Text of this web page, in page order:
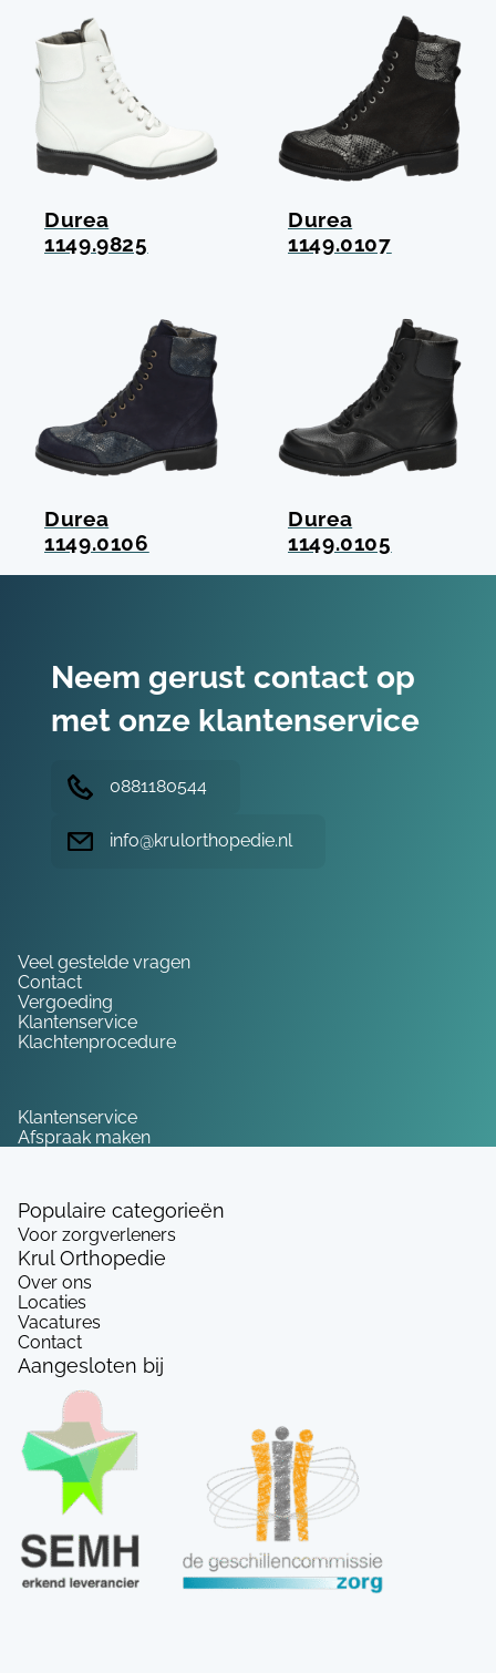
Durea
1149.9825
Durea
1149.0107
Durea
1149.0106
Durea
1149.0105
Neem gerust contact op
met onze klantenservice
0881180544
info@krulorthopedie.nl
Veel gestelde vragen
Contact
Vergoeding
Klantenservice
Klachtenprocedure
Klantenservice
Afspraak maken
Populaire categorieën
Voor zorgverleners
Krul Orthopedie
Over ons
Locaties
Vacatures
Contact
Aangesloten bij